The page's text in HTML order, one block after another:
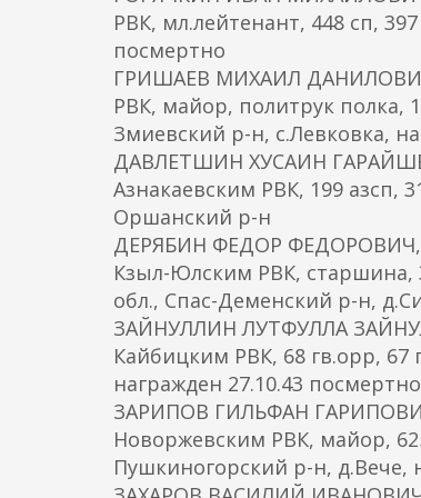
РВК, мл.лейтенант, 448 сп,
посмертно
ГРИШАЕВ МИХАИЛ
РВК, майор, политрук полка,
Змиевский р-н, с.Левковка,
ДАВЛЕТШИН ХУСАИН
Азнакаевским РВК, 199 азсп,
Оршанский р-н
ДЕРЯБИН ФЕДОР ФЕДОРОВИЧ,
Кзыл-Юлским РВК, старшина,
обл., Спас-Деменский р-н,
ЗАЙНУЛЛИН ЛУТФУЛЛА
Кайбицким РВК, 68 гв.орр, 67
награжден 27.10.43 посмертно
ЗАРИПОВ ГИЛЬФАН
Новоржевским РВК, майор,
Пушкиногорский р-н, д.Вече,